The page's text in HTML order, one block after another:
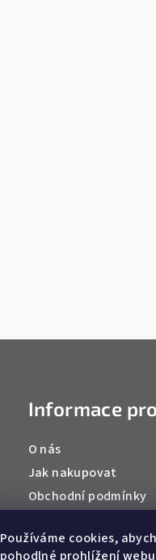
Používáme cookies,
pohodlné prohlížení
Informace
O nás
Jak nakupovat
Obchodní podmínky
Kontakty